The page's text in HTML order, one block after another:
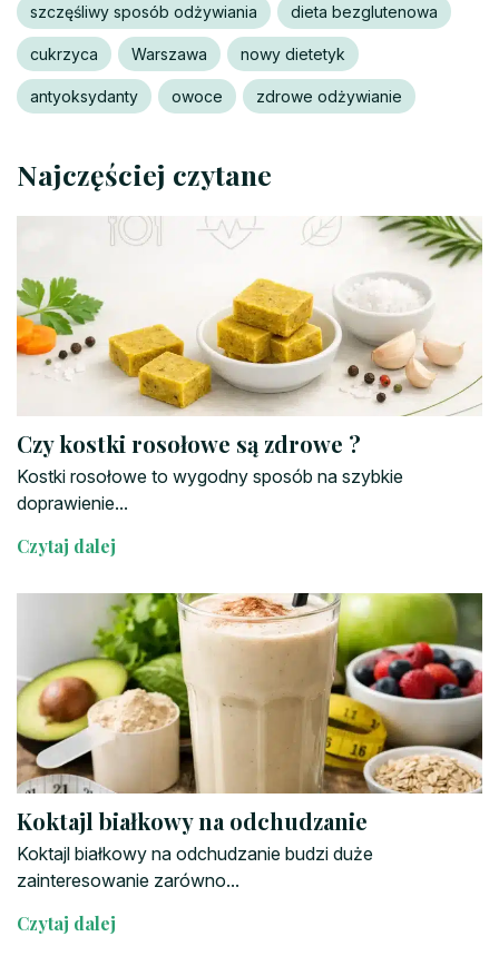
szczęśliwy sposób odżywiania dieta bezglutenowa
cukrzyca Warszawa nowy dietetyk
antyoksydanty owoce zdrowe odżywianie
Najczęściej czytane
Czy kostki rosołowe są zdrowe ?
Kostki rosołowe to wygodny sposób na szybkie
doprawienie...
Czytaj dalej
Koktajl białkowy na odchudzanie
Koktajl białkowy na odchudzanie budzi duże
zainteresowanie zarówno...
Czytaj dalej